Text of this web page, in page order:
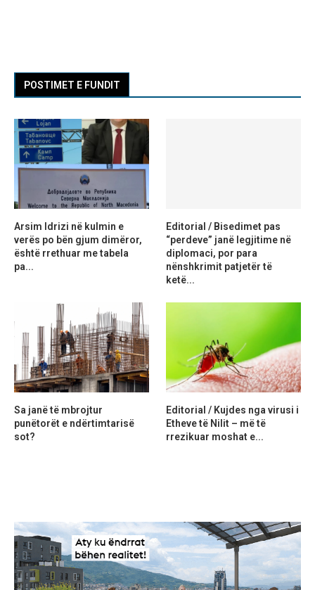
POSTIMET E FUNDIT
Arsim Idrizi në kulmin e
verës po bën gjum dimëror,
është rrethuar me tabela
pa...
Editorial / Bisedimet pas
“perdeve” janë legjitime në
diplomaci, por para
nënshkrimit patjetër të
ketë...
Sa janë të mbrojtur
punëtorët e ndërtimtarisë
sot?
Editorial / Kujdes nga virusi i
Etheve të Nilit – më të
rrezikuar moshat e...